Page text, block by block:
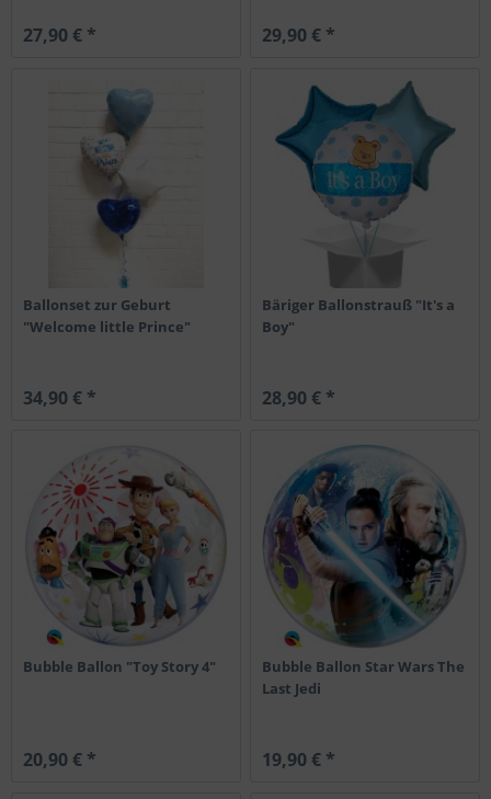
27,90 € * 29,90 € *
Ballonset zur Geburt
"Welcome little Prince"
34,90 € *
Bäriger Ballonstrauß "It's a
Boy"
28,90 € *
Bubble Ballon "Toy Story 4"
20,90 € *
Bubble Ballon Star Wars The
Last Jedi
19,90 € *